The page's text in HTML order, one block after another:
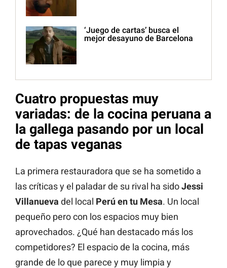
‘Juego de cartas’ busca el
mejor desayuno de Barcelona
Cuatro propuestas muy
variadas: de la cocina peruana a
la gallega pasando por un local
de tapas veganas
La primera restauradora que se ha sometido a
las críticas y el paladar de su rival ha sidoJessi
Villanueva del local Perú en tu Mesa. Un local
pequeño pero con los espacios muy bien
aprovechados. ¿Qué han destacado más los
competidores? El espacio de la cocina, más
grande de lo que parece y muy limpia y